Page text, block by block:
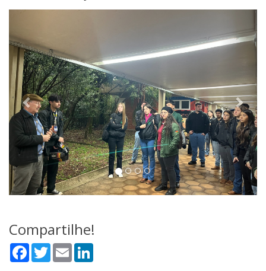
Compartilhe!
Facebook
TwitterEmail